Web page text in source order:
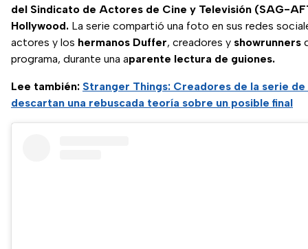
del Sindicato de Actores de Cine y Televisión (SAG-
Hollywood. La serie compartió una foto en sus redes
actores y los hermanos Duffer, creadores y showrunners
programa, durante una aparente lectura de guiones.
Lee también: Stranger Things: Creadores de la serie
descartan una rebuscada teoría sobre un posible final